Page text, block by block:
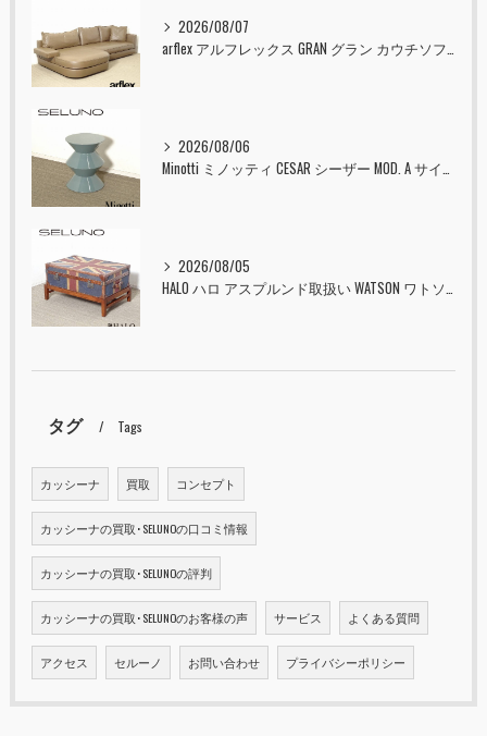
2026/08/07
2026/08/06
2026/08/05
タグ Tags
カッシーナ 買取 コンセプト
カッシーナの買取･SELUNOの口コミ情報
カッシーナの買取･SELUNOの評判
カッシーナの買取･SELUNOのお客様の声 サービス よくある質問
アクセス セルーノ お問い合わせ プライバシーポリシー